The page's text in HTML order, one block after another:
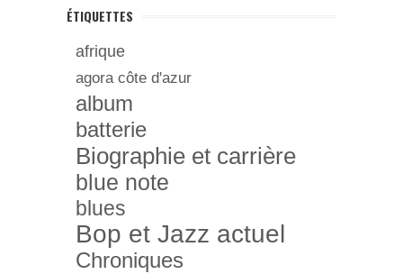
ÉTIQUETTES
afrique
agora côte d'azur
album
batterie
Biographie et carrière
blue note
blues
Bop et Jazz actuel
Chroniques